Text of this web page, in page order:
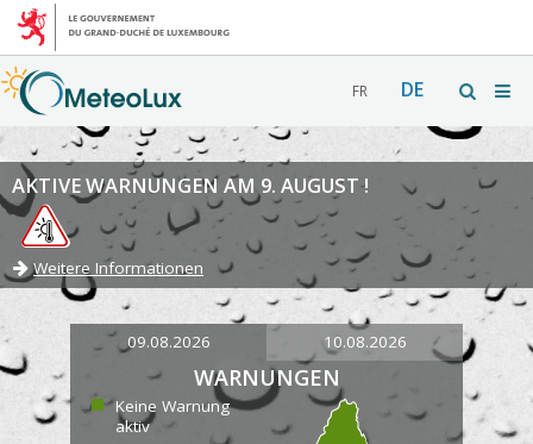
FR DE
AKTIVE WARNUNGEN AM 9. AUGUST !
Weitere Informationen
09.08.2026 10.08.2026
WARNUNGEN
Keine Warnung
aktiv